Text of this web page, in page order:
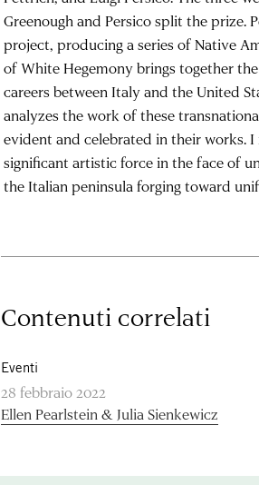
Greenough and Persico split the prize.
project, producing a series of Native
of White Hegemony brings together
careers between Italy and the United
analyzes the work of these
evident and celebrated in their works.
significant artistic force in the face of
the Italian peninsula forging toward
Contenuti correlati
Eventi
28 febbraio 2022
Ellen Pearlstein & Julia Sienkewicz